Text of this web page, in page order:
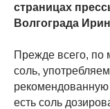
страницах
Волгограда
Прежде всего, по
соль,
есть соль